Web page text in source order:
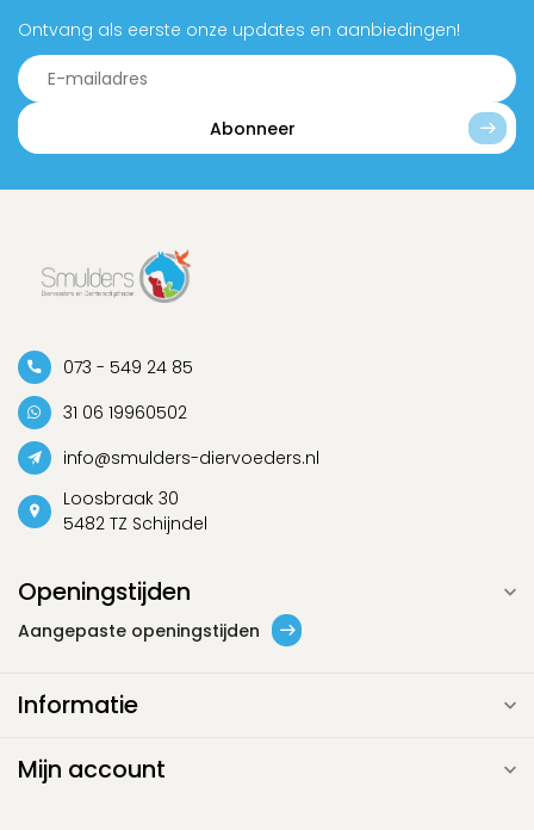
Ontvang als eerste onze updates en aanbiedingen!
Abonneer
073 - 549 24 85
31 06 19960502
info@smulders-diervoeders.nl
Loosbraak 30
5482 TZ Schijndel
Openingstijden
Aangepaste openingstijden
Informatie
Mijn account